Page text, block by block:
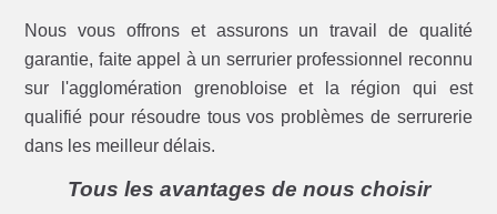
Nous vous offrons et assurons un travail de qualité
garantie, faite appel à un serrurier professionnel reconnu
sur l'agglomération grenobloise et la région qui est
qualifié pour résoudre tous vos problèmes de serrurerie
dans les meilleur délais.
Tous les avantages de nous choisir